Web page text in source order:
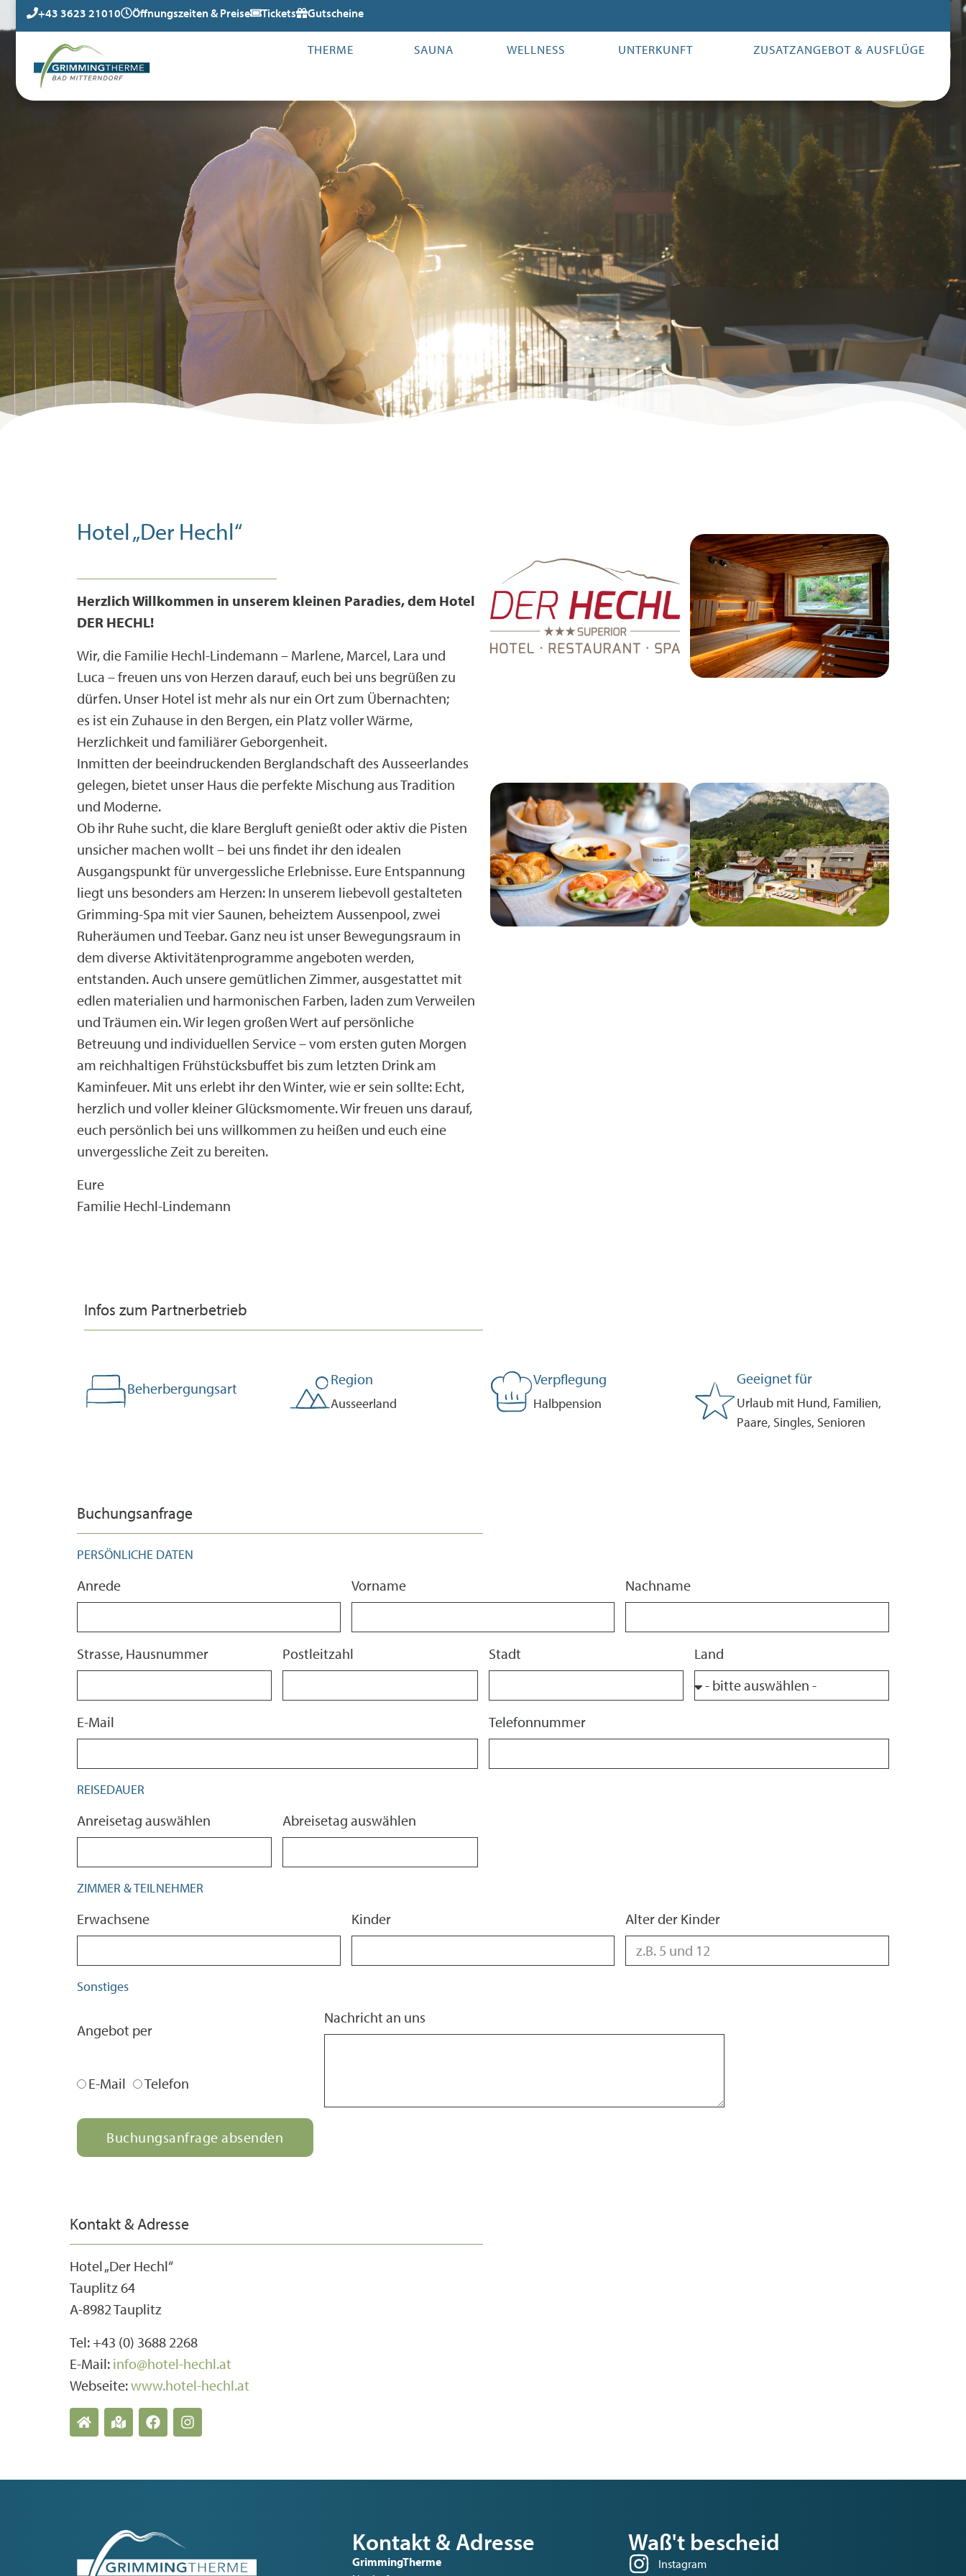
+43 3623 21010 Öffnungszeiten & Preise Tickets Gutscheine
THERME SAUNA WELLNESS UNTERKUNFT ZUSATZANGEBOT & AUSFLÜGE
Hotel „Der Hechl“
Herzlich Willkommen in unserem kleinen Paradies, dem Hotel
DER HECHL!
Wir, die Familie Hechl-Lindemann – Marlene, Marcel, Lara und
Luca – freuen uns von Herzen darauf, euch bei uns begrüßen zu
dürfen. Unser Hotel ist mehr als nur ein Ort zum Übernachten;
es ist ein Zuhause in den Bergen, ein Platz voller Wärme,
Herzlichkeit und familiärer Geborgenheit.
Inmitten der beeindruckenden Berglandschaft des Ausseerlandes
gelegen, bietet unser Haus die perfekte Mischung aus Tradition
und Moderne.
Ob ihr Ruhe sucht, die klare Bergluft genießt oder aktiv die Pisten
unsicher machen wollt – bei uns findet ihr den idealen
Ausgangspunkt für unvergessliche Erlebnisse. Eure Entspannung
liegt uns besonders am Herzen: In unserem liebevoll gestalteten
Grimming-Spa mit vier Saunen, beheiztem Aussenpool, zwei
Ruheräumen und Teebar. Ganz neu ist unser Bewegungsraum in
dem diverse Aktivitätenprogramme angeboten werden,
entstanden. Auch unsere gemütlichen Zimmer, ausgestattet mit
edlen materialien und harmonischen Farben, laden zum Verweilen
und Träumen ein. Wir legen großen Wert auf persönliche
Betreuung und individuellen Service – vom ersten guten Morgen
am reichhaltigen Frühstücksbuffet bis zum letzten Drink am
Kaminfeuer. Mit uns erlebt ihr den Winter, wie er sein sollte: Echt,
herzlich und voller kleiner Glücksmomente. Wir freuen uns darauf,
euch persönlich bei uns willkommen zu heißen und euch eine
unvergessliche Zeit zu bereiten.
Eure
Familie Hechl-Lindemann
Infos zum Partnerbetrieb
Beherbergungsart
Region
Ausseerland
Verpflegung
Halbpension
Geeignet für
Urlaub mit Hund, Familien,
Paare, Singles, Senioren
Buchungsanfrage
PERSÖNLICHE DATEN
Anrede Vorname Nachname
Strasse, Hausnummer Postleitzahl Stadt Land
E-Mail Telefonnummer
REISEDAUER
Anreisetag auswählen Abreisetag auswählen
ZIMMER & TEILNEHMER
Erwachsene Kinder Alter der Kinder
Sonstiges
Angebot per
E-Mail Telefon
Nachricht an uns
Buchungsanfrage absenden
Kontakt & Adresse
Hotel „Der Hechl“
Tauplitz 64
A-8982 Tauplitz
Tel: +43 (0) 3688 2268
E-Mail: info@hotel-hechl.at
Webseite:www.hotel-hechl.at
Kontakt & Adresse
GrimmingTherme
Waß't bescheid
Instagram